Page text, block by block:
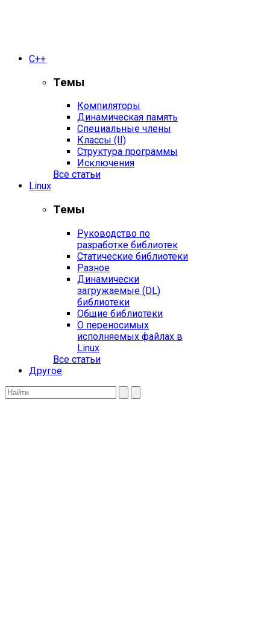
С++
Темы
Компиляторы
Динамическая память
Специальные члены
Классы (II)
Структура программы
Исключения
Все статьи
Linux
Темы
Руководство по
разработке библиотек
Статические библиотеки
Разное
Динамически
загружаемые (DL)
библиотеки
Общие библиотеки
О переносимых
исполняемых файлах в
Linux
Все статьи
Другое